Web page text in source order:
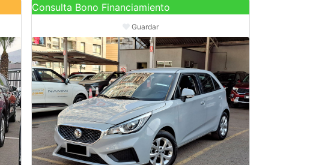
Consulta Bono Financiamiento
Guardar